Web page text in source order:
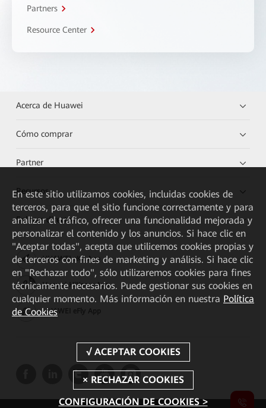
Partners
Resource Center
Acerca de Huawei
Cómo comprar
Partner
Recursos
Enlaces directos
HUAWEI eKit App
Huawei HiKnow App
HUAWEI eFly App
En este sitio utilizamos cookies, incluidas cookies de
terceros, para que el sitio funcione correctamente y para
analizar el tráfico, ofrecer una funcionalidad mejorada y
personalizar el contenido y los anuncios. Si hace clic en
"Aceptar todas", acepta que utilicemos cookies propias y
de terceros con fines de marketing y análisis. Si hace clic
en "Rechazar todo", sólo utilizaremos cookies para fines
técnicamente necesarios. Puede gestionar sus cookies en
cualquier momento. Más información en nuestra Política
de Cookies
CONFIGURACIÓN DE COOKIES >